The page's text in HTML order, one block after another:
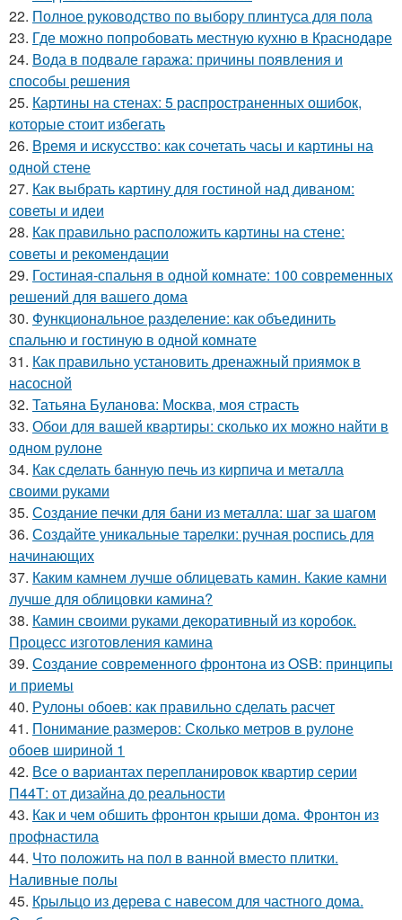
22. Полное руководство по выбору плинтуса для пола
23. Где можно попробовать местную кухню в Краснодаре
24. Вода в подвале гаража: причины появления и
способы решения
25. Картины на стенах: 5 распространенных ошибок,
которые стоит избегать
26. Время и искусство: как сочетать часы и картины на
одной стене
27. Как выбрать картину для гостиной над диваном:
советы и идеи
28. Как правильно расположить картины на стене:
советы и рекомендации
29. Гостиная-спальня в одной комнате: 100 современных
решений для вашего дома
30. Функциональное разделение: как объединить
спальню и гостиную в одной комнате
31. Как правильно установить дренажный приямок в
насосной
32. Татьяна Буланова: Москва, моя страсть
33. Обои для вашей квартиры: сколько их можно найти в
одном рулоне
34. Как сделать банную печь из кирпича и металла
своими руками
35. Создание печки для бани из металла: шаг за шагом
36. Создайте уникальные тарелки: ручная роспись для
начинающих
37. Каким камнем лучше облицевать камин. Какие камни
лучше для облицовки камина?
38. Камин своими руками декоративный из коробок.
Процесс изготовления камина
39. Создание современного фронтона из OSB: принципы
и приемы
40. Рулоны обоев: как правильно сделать расчет
41. Понимание размеров: Сколько метров в рулоне
обоев шириной 1
42. Все о вариантах перепланировок квартир серии
П44Т: от дизайна до реальности
43. Как и чем обшить фронтон крыши дома. Фронтон из
профнастила
44. Что положить на пол в ванной вместо плитки.
Наливные полы
45. Крыльцо из дерева с навесом для частного дома.